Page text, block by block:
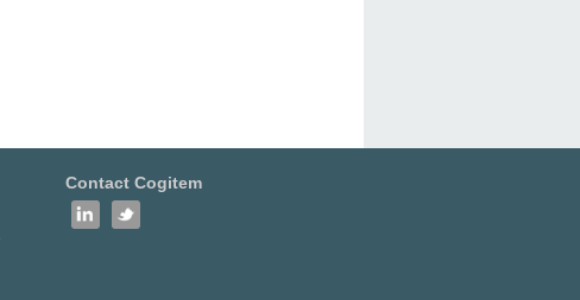
Contact Cogitem